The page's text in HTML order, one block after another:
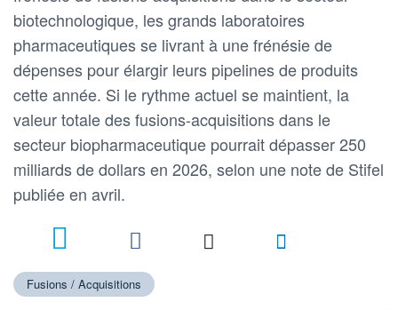
biotechnologique, les grands laboratoires
pharmaceutiques se livrant à une frénésie de
dépenses pour élargir leurs pipelines de produits
cette année. Si le rythme actuel se maintient, la
valeur totale des fusions-acquisitions dans le
secteur biopharmaceutique pourrait dépasser 250
milliards de dollars en 2026, selon une note de Stifel
publiée en avril.
Fusions / Acquisitions